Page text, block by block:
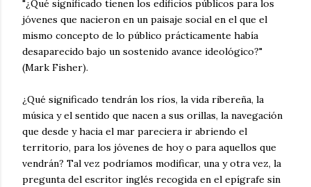
"¿Qué significado tienen los edificios públicos para los
jóvenes que nacieron en un paisaje social en el que el
mismo concepto de lo público prácticamente había
desaparecido bajo un sostenido avance ideológico?"
(Mark Fisher).
¿Qué significado tendrán los ríos, la vida ribereña, la
música y el sentido que nacen a sus orillas, la navegación
que desde y hacia el mar pareciera ir abriendo el
territorio, para los jóvenes de hoy o para aquellos que
vendrán? Tal vez podríamos modificar, una y otra vez, la
pregunta del escritor inglés recogida en el epígrafe sin